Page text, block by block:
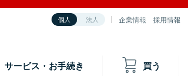
個人 法人 企業情報 採用情報
サービス・お手続き 買う